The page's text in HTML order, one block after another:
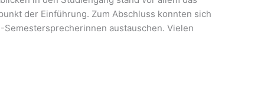
der Einführung. Zum Abschluss konnten sich
austauschen. Vielen